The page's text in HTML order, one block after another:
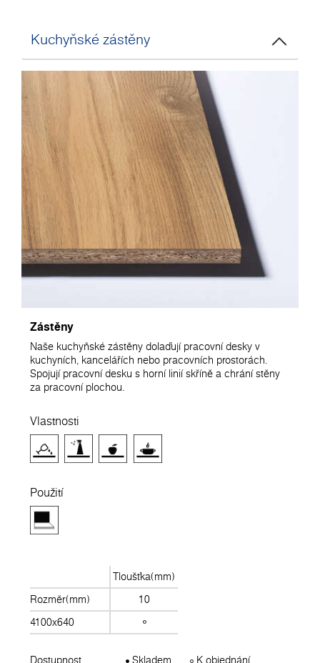
Kuchyňské zástěny
Zástěny
Naše kuchyňské zástěny dolaďují pracovní desky v
kuchyních, kancelářích nebo pracovních prostorách.
Spojují pracovní desku s horní linií skříně a chrání stěny
za pracovní plochou.
Vlastnosti
Použití
Tloušťka(mm)
Rozměr(mm)
10
4100x640